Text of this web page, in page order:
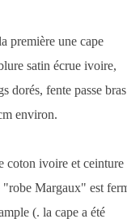
première une cape
satin écrue ivoire,
dorés, fente passe bras
environ.
coton ivoire et ceinture
"robe Margaux" est
(. la cape a été